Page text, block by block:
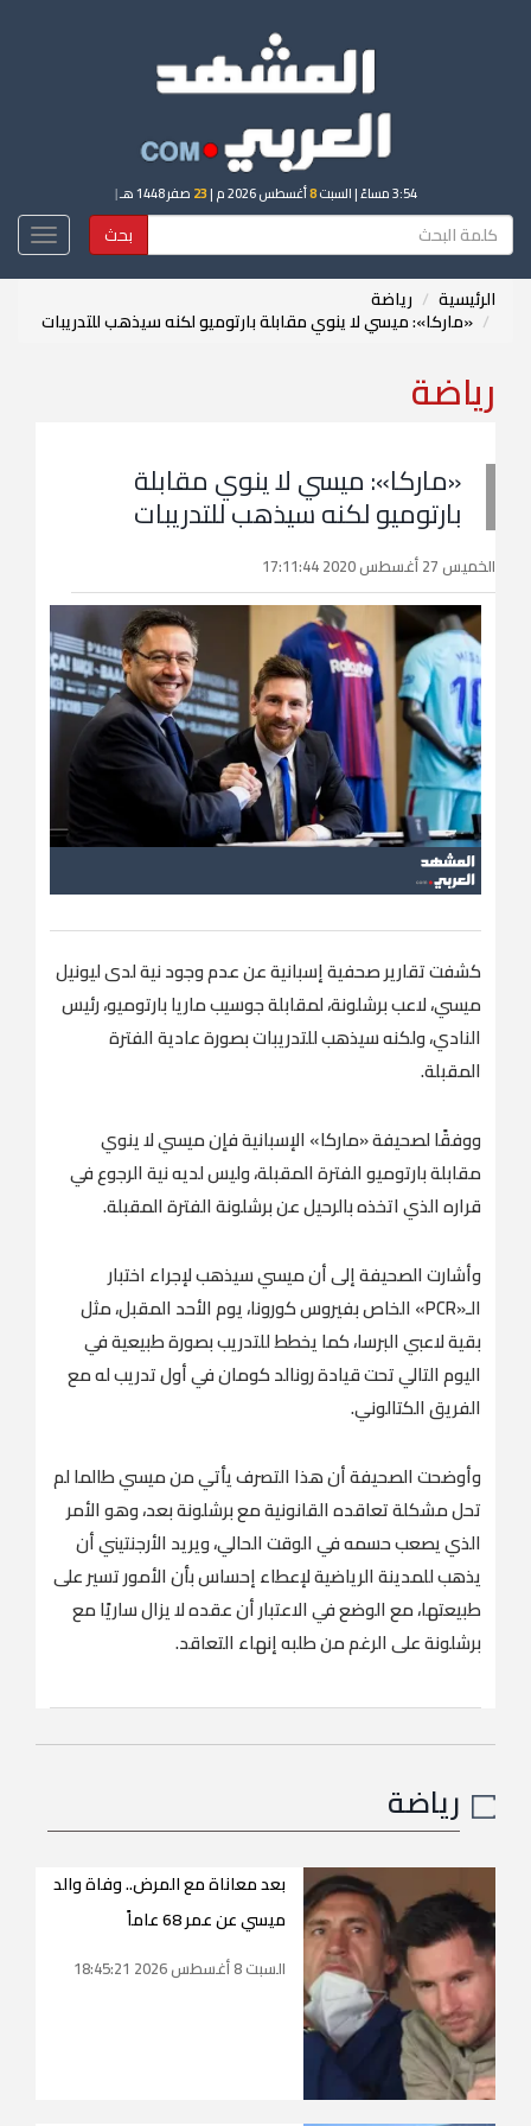
3:54 مساءً | السبت8أغسطس 2026 م | 23 صفر 1448 هـ |
بحث
الرئيسية رياضة
«ماركا»: ميسي لا ينوي مقابلة بارتوميو لكنه سيذهب للتدريبات
رياضة
«ماركا»: ميسي لا ينوي مقابلة
بارتوميو لكنه سيذهب للتدريبات
الخميس 27 أغسطس 2020 17:11:44
كشفت تقارير صحفية إسبانية عن عدم وجود نية لدى ليونيل
ميسي، لاعب برشلونة، لمقابلة جوسيب ماريا بارتوميو، رئيس
النادي، ولكنه سيذهب للتدريبات بصورة عادية الفترة
المقبلة.
ووفقًا لصحيفة «ماركا» الإسبانية فإن ميسي لا ينوي
مقابلة بارتوميو الفترة المقبلة، وليس لديه نية الرجوع في
قراره الذي اتخذه بالرحيل عن برشلونة الفترة المقبلة.
وأشارت الصحيفة إلى أن ميسي سيذهب لإجراء اختبار
الـ«PCR» الخاص بفيروس كورونا، يوم الأحد المقبل، مثل
بقية لاعبي البرسا، كما يخطط للتدريب بصورة طبيعية في
اليوم التالي تحت قيادة رونالد كومان في أول تدريب له مع
الفريق الكتالوني.
وأوضحت الصحيفة أن هذا التصرف يأتي من ميسي طالما لم
تحل مشكلة تعاقده القانونية مع برشلونة بعد، وهو الأمر
الذي يصعب حسمه في الوقت الحالي، ويريد الأرجنتيني أن
يذهب للمدينة الرياضية لإعطاء إحساس بأن الأمور تسير على
طبيعتها، مع الوضع في الاعتبار أن عقده لا يزال ساريًا مع
برشلونة على الرغم من طلبه إنهاء التعاقد.
رياضة
بعد معاناة مع المرض.. وفاة والد
ميسي عن عمر 68 عاماً
السبت 8 أغسطس 2026 18:45:21